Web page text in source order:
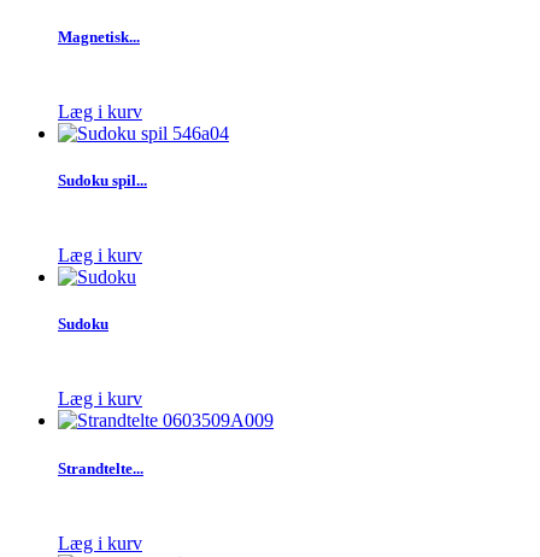
Magnetisk...
Læg i kurv
Sudoku spil...
Læg i kurv
Sudoku
Læg i kurv
Strandtelte...
Læg i kurv